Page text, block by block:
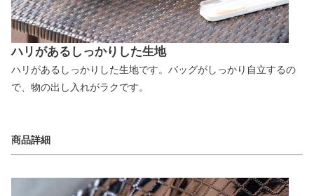
ハリがあるしっかりした生地
ハリがあるしっかりした生地です。バッグがしっかり自立するの
で、物の出し入れがラクです。
商品詳細